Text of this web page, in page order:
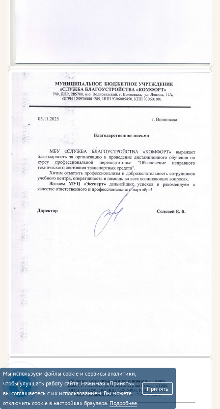
Мы используем файлы cookie и сервисы аналитики,
чтобы улучшать работу сайта. Нажимая «Принять»,
вы соглашаетесь с их использованием. Вы можете
отключить cookie в настройках браузера.Подробнее.
Принять